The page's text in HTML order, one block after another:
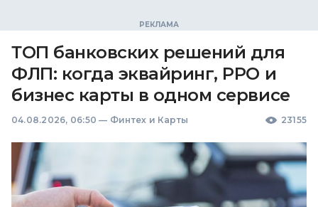
ТОП банковских решений для
ФЛП: когда эквайринг, РРО и
бизнес карты в одном сервисе
04.08.2026, 06:50 — Финтех и Карты 23155